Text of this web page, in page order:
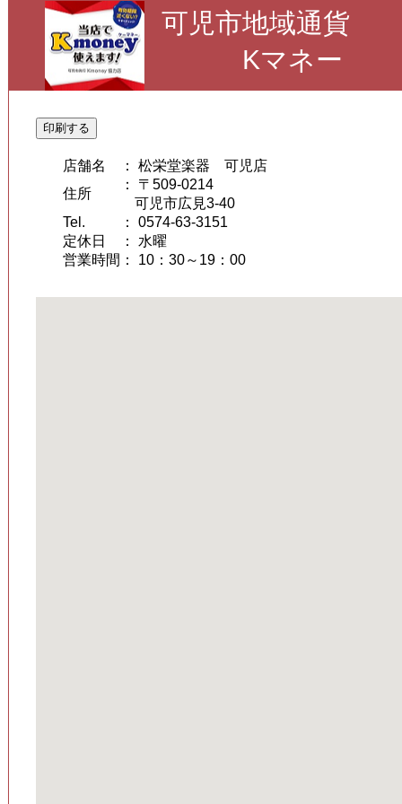
可児市地域通貨
Kマネー
印刷する
店舗名
： 松栄堂楽器 可児店
住所
： 〒509-0214
可児市広見3-40
Tel.
： 0574-63-3151
定休日
： 水曜
営業時間 ： 10：30～19：00